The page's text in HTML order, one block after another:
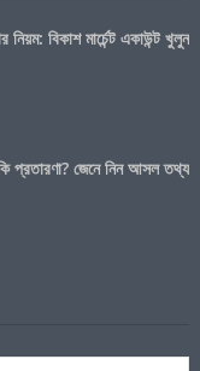
বিকাশ মার্চেন্ট একাউন্ট খুলুন
প্রতারণা? জেনে নিন আসল তথ্য